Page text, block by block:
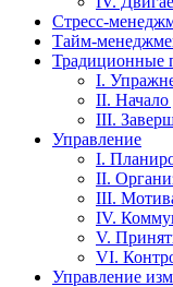
Стресс-
Тайм-
Традиционные
I.
II. Начало
III.
Управление
I.
II.
III.
IV.
V.
VI.
Управление